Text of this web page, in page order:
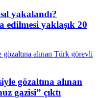
yakalandı?
edilmesi yaklaşık 20
gözaltına alınan
gazisi” çıktı